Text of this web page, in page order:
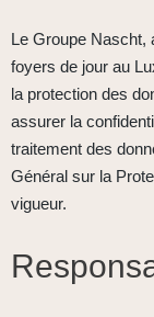
Le Groupe Nascht,
foyers de jour au
la protection des
assurer la
traitement des
Général sur la
vigueur.